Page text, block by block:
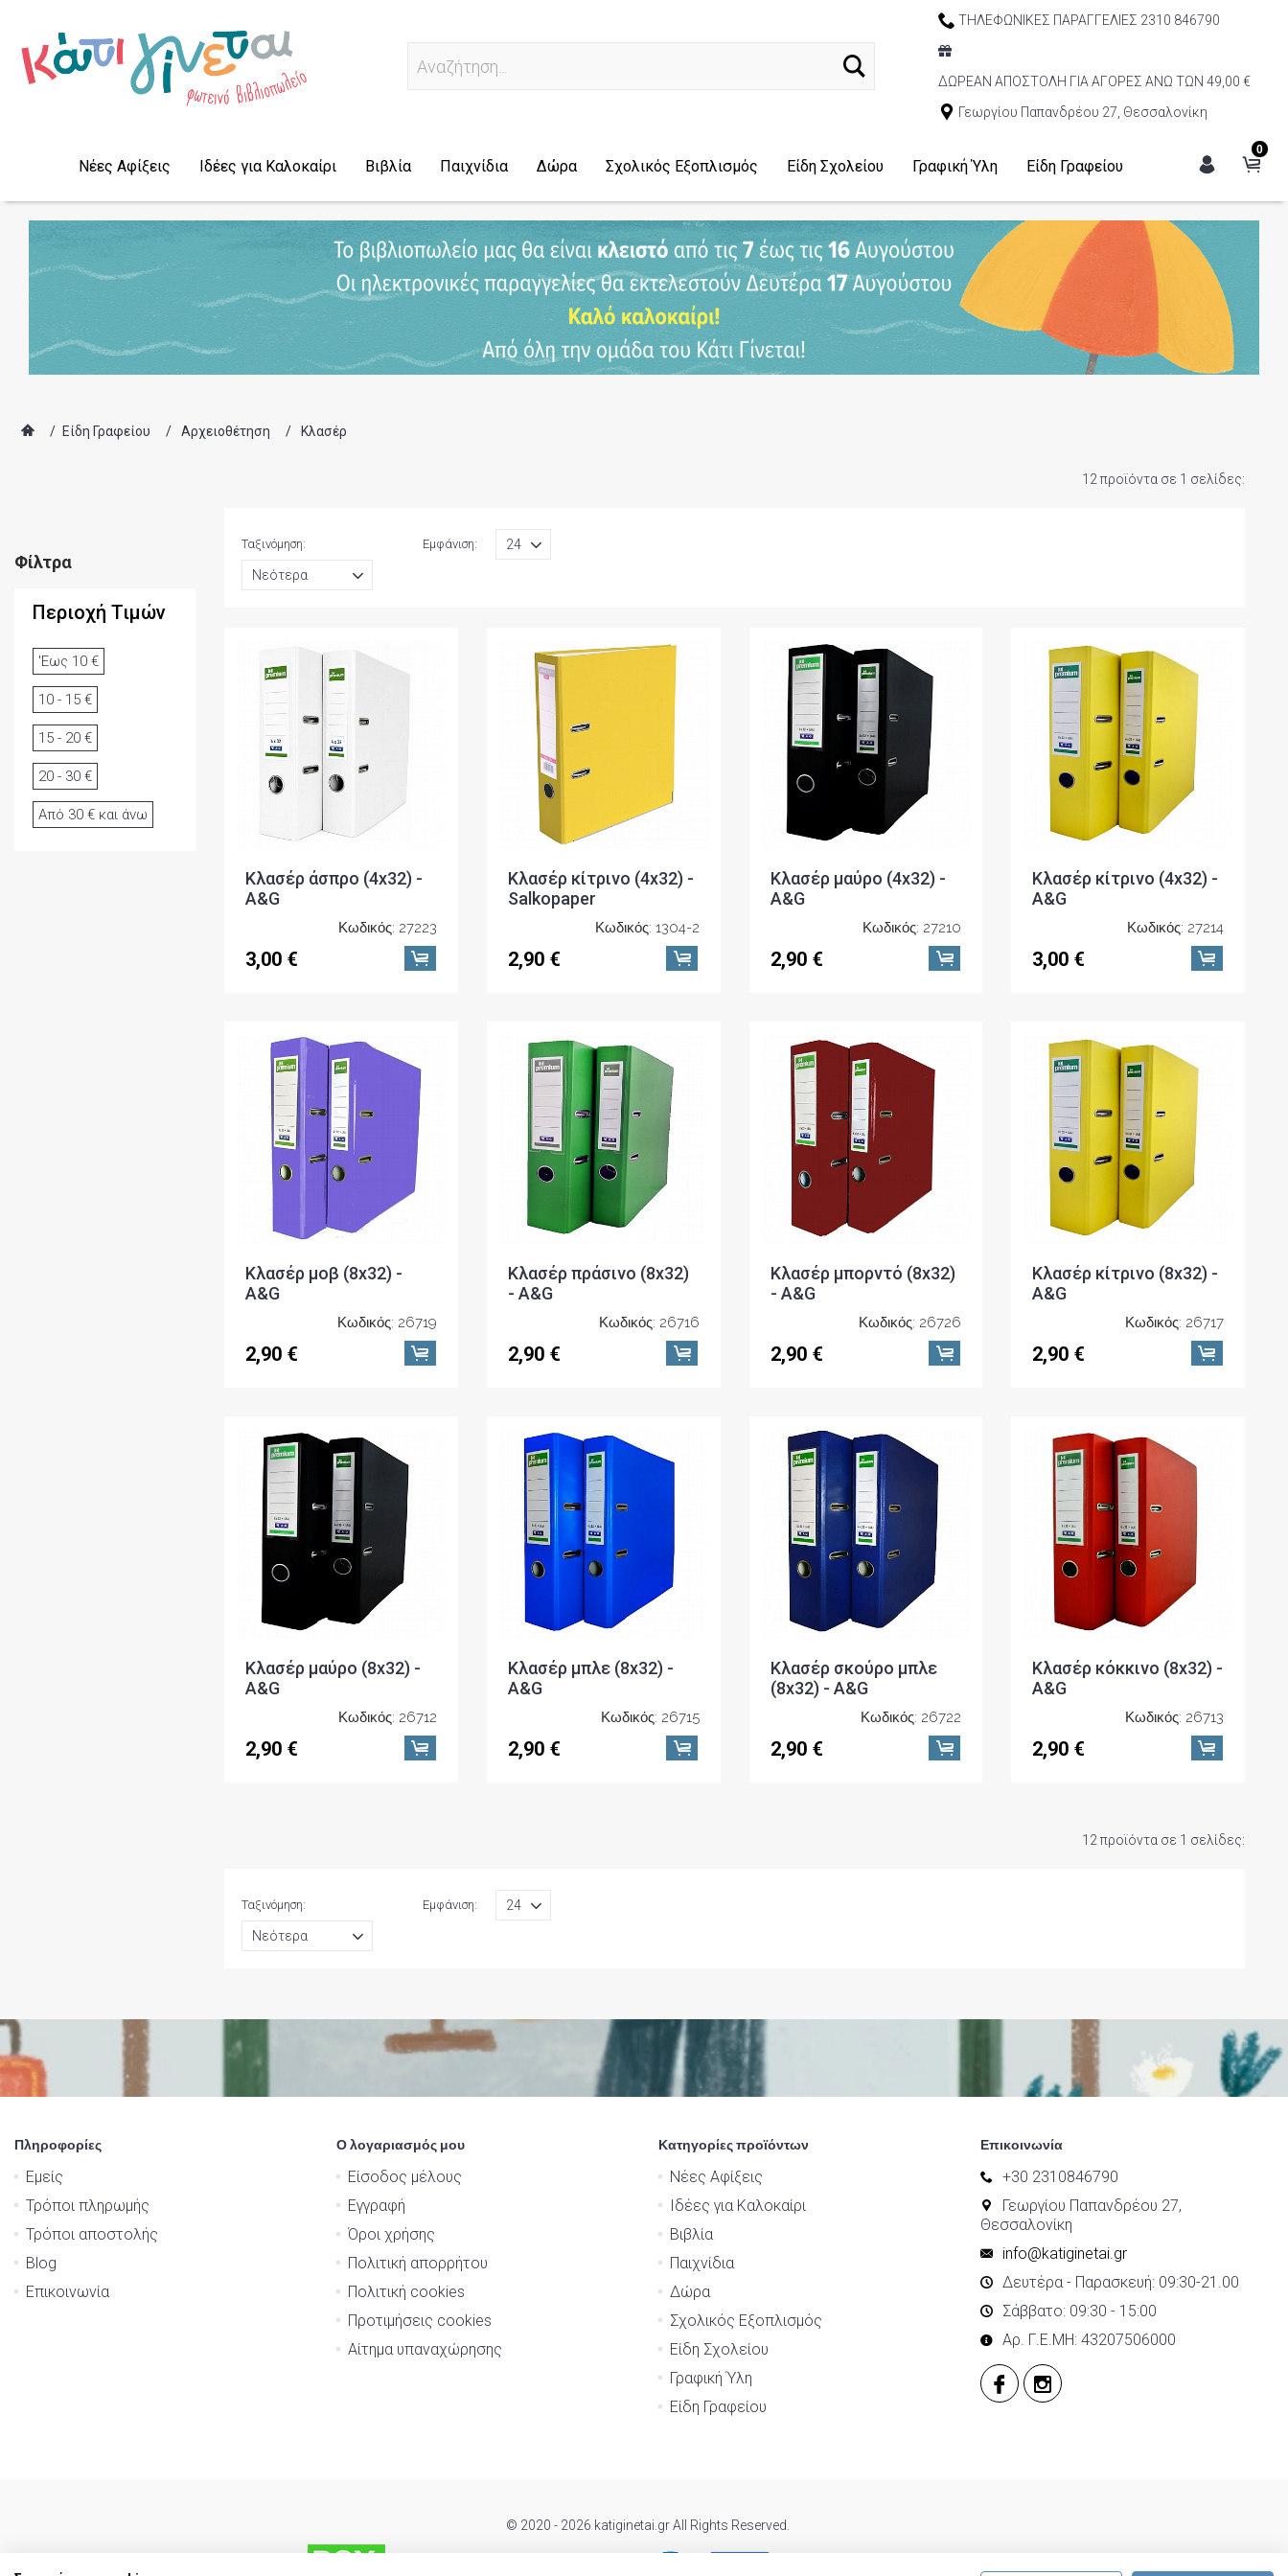
Ψά
ΤΗΛΕΦΩΝΙΚΕΣ ΠΑΡΑΓΓΕΛΙΕΣ 2310 846790
ΔΩΡΕΑΝ ΑΠΟΣΤΟΛΗ ΓΙΑ ΑΓΟΡΕΣ ΑΝΩ ΤΩΝ 49,00 €
Γεωργίου Παπανδρέου 27, Θεσσαλονίκη
0
Νέες Αφίξεις Ιδέες για Καλοκαίρι Βιβλία Παιχνίδια Δώρα Σχολικός Εξοπλισμός Είδη Σχολείου Γραφική Ύλη Είδη Γραφείου
/ Είδη Γραφείου / Αρχειοθέτηση / Κλασέρ
Φίλτρα
Περιοχή Τιμών
'Εως 10 €
10 - 15 €
15 - 20 €
20 - 30 €
Από 30 € και άνω
12 προϊόντα σε 1 σελίδες:
Ταξινόμηση: Εμφάνιση:
Κλασέρ άσπρο (4x32) -
A&G
Κωδικός: 27223
3,00 €
Κλασέρ κίτρινο (4x32) -
Salkopaper
Κωδικός: 1304-2
2,90 €
Κλασέρ μαύρο (4x32) -
A&G
Κωδικός: 27210
2,90 €
Κλασέρ κίτρινο (4x32) -
A&G
Κωδικός: 27214
3,00 €
Κλασέρ μοβ (8x32) -
A&G
Κωδικός: 26719
2,90 €
Κλασέρ πράσινο (8x32)
- A&G
Κωδικός: 26716
2,90 €
Κλασέρ μπορντό (8x32)
- A&G
Κωδικός: 26726
2,90 €
Κλασέρ κίτρινο (8x32) -
A&G
Κωδικός: 26717
2,90 €
Κλασέρ μαύρο (8x32) -
A&G
Κωδικός: 26712
2,90 €
Κλασέρ μπλε (8x32) -
A&G
Κωδικός: 26715
2,90 €
Κλασέρ σκούρο μπλε
(8x32) - A&G
Κωδικός: 26722
2,90 €
Κλασέρ κόκκινο (8x32) -
A&G
Κωδικός: 26713
2,90 €
12 προϊόντα σε 1 σελίδες:
Ταξινόμηση: Εμφάνιση:
Πληροφορίες
Εμείς
Τρόποι πληρωμής
Τρόποι αποστολής
Blog
Επικοινωνία
Ο λογαριασμός μου
Είσοδος μέλους
Εγγραφή
Όροι χρήσης
Πολιτική απορρήτου
Πολιτική cookies
Προτιμήσεις cookies
Αίτημα υπαναχώρησης
Κατηγορίες προϊόντων
Νέες Αφίξεις
Ιδέες για Καλοκαίρι
Βιβλία
Παιχνίδια
Δώρα
Σχολικός Εξοπλισμός
Είδη Σχολείου
Γραφική Ύλη
Είδη Γραφείου
Επικοινωνία
+30 2310846790
Γεωργίου Παπανδρέου 27,
Θεσσαλονίκη
info@katiginetai.gr
Δευτέρα - Παρασκευή: 09:30-21.00
Σάββατο: 09:30 - 15:00
Αρ. Γ.Ε.ΜΗ: 43207506000
© 2020 - 2026 katiginetai.gr All Rights Reserved.